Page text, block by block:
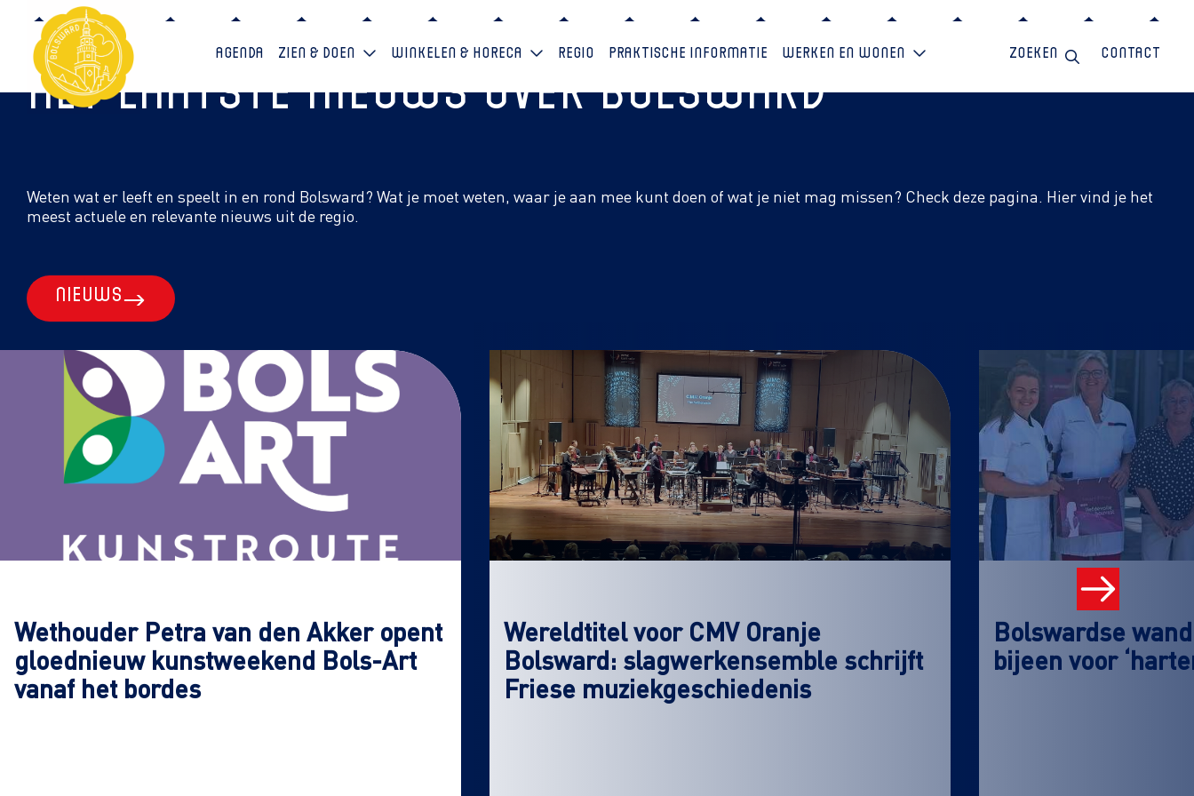
Agenda Zien & doen Winkelen & horeca Regio Praktische informatie Werken en wonen Zoeken Contact
Het laatste nieuws over Bolsward
Weten wat er leeft en speelt in en rond Bolsward? Wat je moet weten, waar je aan mee kunt doen of wat je niet mag missen? Check deze pagina. Hier vind je het
meest actuele en relevante nieuws uit de regio.
Nieuws
Wethouder Petra van den Akker opent
gloednieuw kunstweekend Bols-Art
vanaf het bordes
Wereldtitel voor CMV Oranje
Bolsward: slagwerkensemble schrijft
Friese muziekgeschiedenis
Bolswardse
bijeen voor